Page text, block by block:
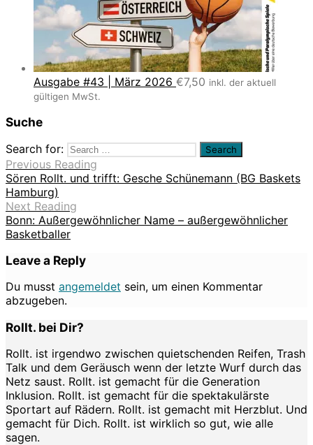
Ausgabe #43 | März 2026 €7,50 inkl. der aktuell
gültigen MwSt.
Suche
Search for:
Previous Reading
Sören Rollt. und trifft: Gesche Schünemann (BG Baskets
Hamburg)
Next Reading
Bonn: Außergewöhnlicher Name – außergewöhnlicher
Basketballer
Leave a Reply
Du musst angemeldet sein, um einen Kommentar
abzugeben.
Rollt. bei Dir?
Rollt. ist irgendwo zwischen quietschenden Reifen, Trash
Talk und dem Geräusch wenn der letzte Wurf durch das
Netz saust. Rollt. ist gemacht für die Generation
Inklusion. Rollt. ist gemacht für die spektakulärste
Sportart auf Rädern. Rollt. ist gemacht mit Herzblut. Und
gemacht für Dich. Rollt. ist wirklich so gut, wie alle
sagen.